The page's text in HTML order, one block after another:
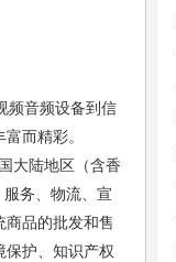
频音频设备到信
而精彩。
大陆地区（含香
务、物流、宣
品的批发和售
护、知识产权